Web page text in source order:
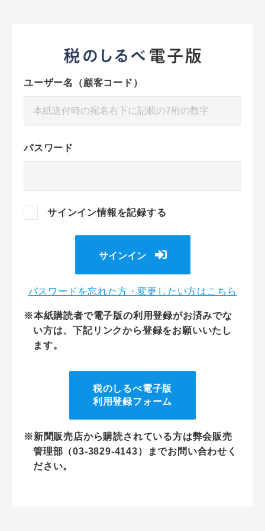
ユーザー名（顧客コード）
パスワード
サインイン情報を記録する
サインイン
パスワードを忘れた方・変更したい方はこちら
※本紙購読者で電子版の利用登録がお済みでな
い方は、下記リンクから登録をお願いいたし
ます。
税のしるべ電子版
利用登録フォーム
※新聞販売店から購読されている方は弊会販売
管理部（03-3829-4143）までお問い合わせく
ださい。